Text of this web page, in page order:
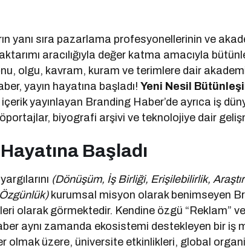
yanı sıra pazarlama profesyonellerinin ve
aracılığıyla değer katma amacıyla
olgu, kavram, kuram ve terimlere dair
yayın hayatına başladı!Yeni Nesil
yayınlayan Branding Haber’de ayrıca iş
biyografi arşivi ve teknolojiye dair
Başladı
(Dönüşüm, İş Birliği, Erişilebilirlik,
kurumsal misyon olarak benimseyen
olarak görmektedir. Kendine özgü “Reklam”
aynı zamanda ekosistemi destekleyen bir iş
olmak üzere, üniversite etkinlikleri, global